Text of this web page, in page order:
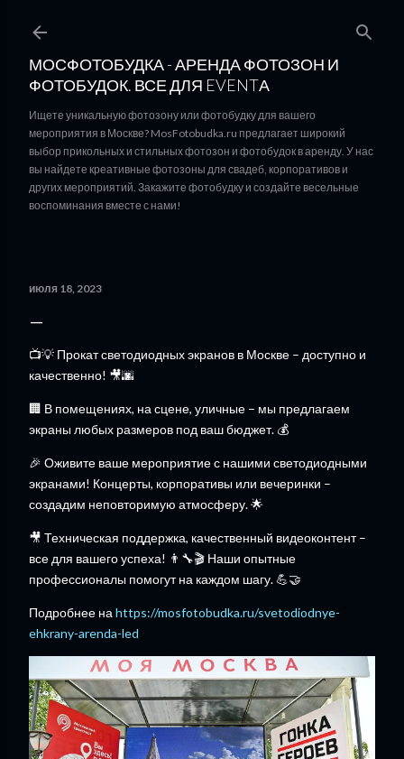
МОСФОТОБУДКА - АРЕНДА ФОТОЗОН И
ФОТОБУДОК. ВСЕ ДЛЯ EVENTА
Ищете уникальную фотозону или фотобудку для вашего
мероприятия в Москве? MosFotobudka.ru предлагает широкий
выбор прикольных и стильных фотозон и фотобудок в аренду. У нас
вы найдете креативные фотозоны для свадеб, корпоративов и
других мероприятий. Закажите фотобудку и создайте весельные
воспоминания вместе с нами!
июля 18, 2023
📺💡 Прокат светодиодных экранов в Москве – доступно и
качественно! 🎥🌆
🏢 В помещениях, на сцене, уличные – мы предлагаем
экраны любых размеров под ваш бюджет. 💰
🎉 Оживите ваше мероприятие с нашими светодиодными
экранами! Концерты, корпоративы или вечеринки –
создадим неповторимую атмосферу. 🌟
🎥 Техническая поддержка, качественный видеоконтент –
все для вашего успеха! 👨‍🔧🎬 Наши опытные
профессионалы помогут на каждом шагу. 💪🤝
Подробнее на https://mosfotobudka.ru/svetodiodnye-
ehkrany-arenda-led